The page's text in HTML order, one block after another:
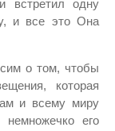
встретил одну
и все это Она
о том, чтобы
которая
и всему миру
его